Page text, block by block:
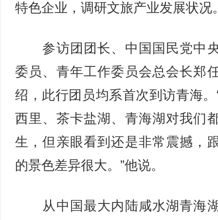
特色企业，调研文旅产业发展状况
参访团团长、中国国民党中
委员、青年工作委员会总会长郑
绍，此行团员均系首次到访青海。
西里、茶卡盐湖、青海湖对我们
生，但亲眼看到还是非常震撼，
的景色差异很大。”他说。
从中国最大内陆咸水湖青海